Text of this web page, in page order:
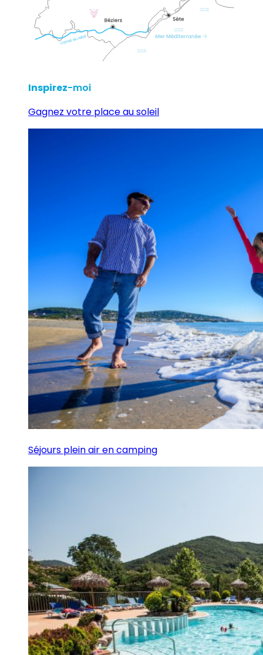
Inspirez-moi
Gagnez votre place au soleil
Séjours plein air en camping